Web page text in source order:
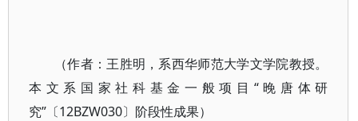
（作者：王胜明，系西华师范大学文学院教授。
本文系国家社科基金一般项目“晚唐体研
究”〔12BZW030〕阶段性成果）